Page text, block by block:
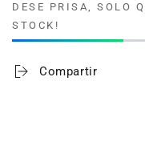
Waterblock
Alvorada
Negro
Negro
DESE PRISA, SOLO
STOCK!
Compartir